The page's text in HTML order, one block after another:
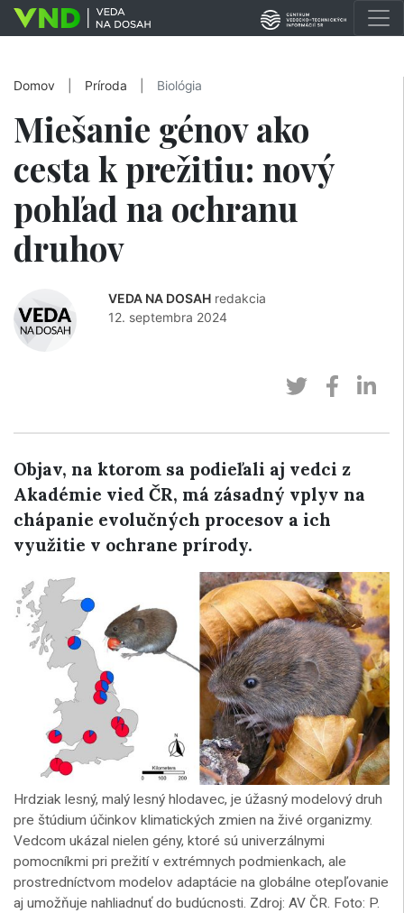
Domov Príroda Biológia
Miešanie génov ako
cesta k prežitiu: nový
pohľad na ochranu
druhov
VEDA NA DOSAH redakcia
12. septembra 2024
Objav, na ktorom sa podieľali aj vedci z
Akadémie vied ČR, má zásadný vplyv na
chápanie evolučných procesov a ich
využitie v ochrane prírody.
Hrdziak lesný, malý lesný hlodavec, je úžasný modelový druh
pre štúdium účinkov klimatických zmien na živé organizmy.
Vedcom ukázal nielen gény, ktoré sú univerzálnymi
pomocníkmi pri prežití v extrémnych podmienkach, ale
prostredníctvom modelov adaptácie na globálne otepľovanie
aj umožňuje nahliadnuť do budúcnosti. Zdroj: AV ČR. Foto: P.